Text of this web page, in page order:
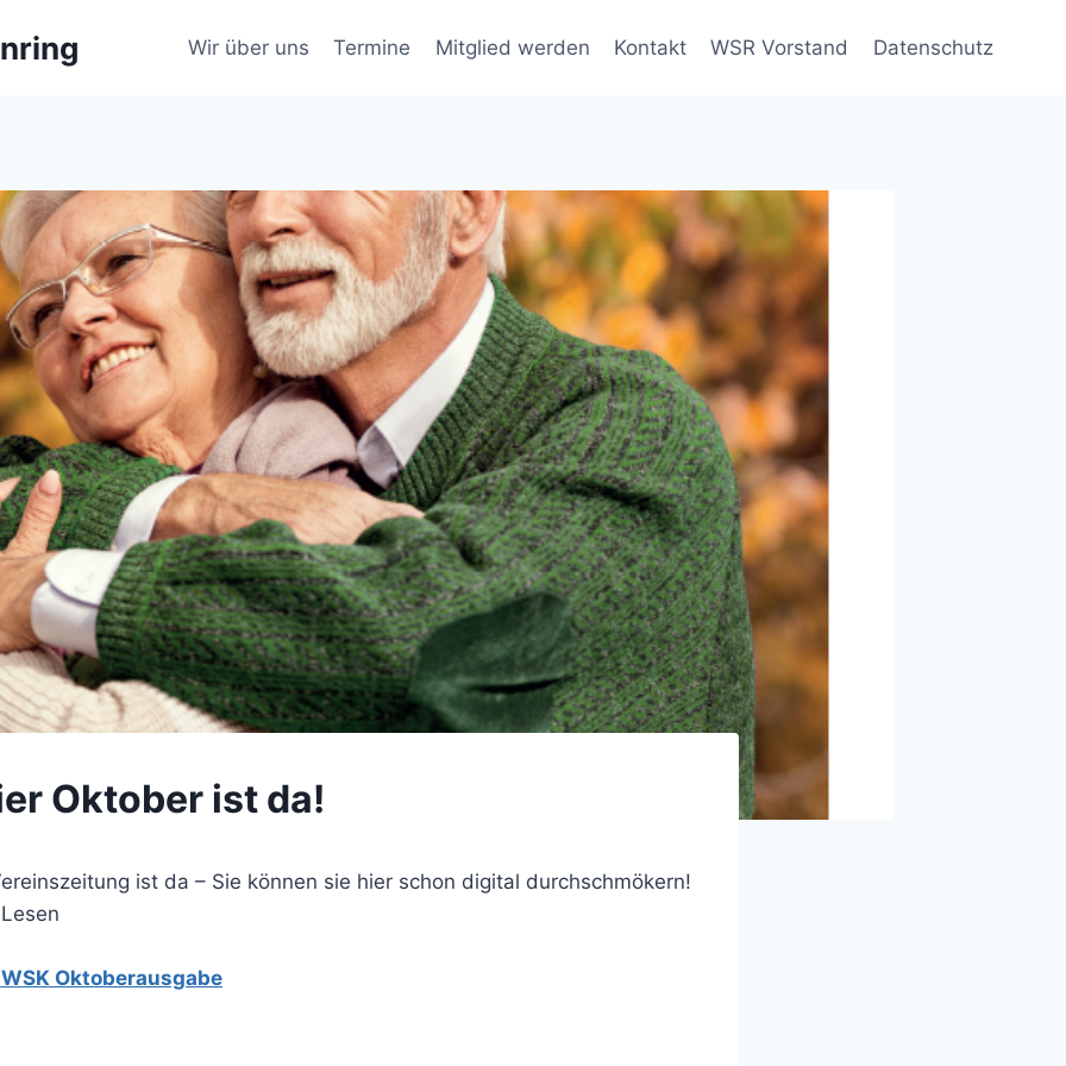
Wir über uns Termine Mitglied werden Kontakt WSR Vorstand Datenschutz
Oktober ist da!
ist da – Sie können sie hier schon digital durchschmökern!
Oktoberausgabe